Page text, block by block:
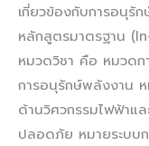
เกี่ยวข้องกับการอนุรั
หลักสูตรมาตรฐาน
หมวดวิชา คือ หมวด
การอนุรักษ์พลังงาน
ด้านวิศวกรรมไฟฟ้าแ
ปลอดภัย หมายระบบ